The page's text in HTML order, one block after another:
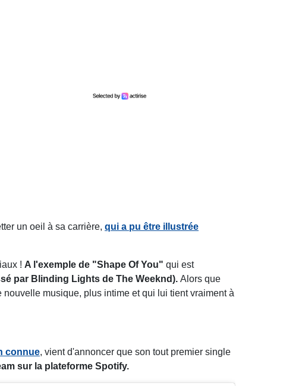
un oeil à sa carrière, qui a pu être illustrée
! A l'exemple de "Shape Of You" qui est
par Blinding Lights de The Weeknd). Alors que
nouvelle musique, plus intime et qui lui tient vraiment à
connue, vient d'annoncer que son tout premier single
sur la plateforme Spotify.